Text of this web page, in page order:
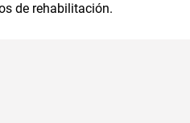
de rehabilitación.